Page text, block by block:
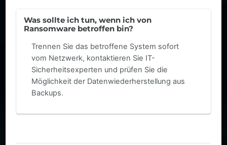
Was sollte ich tun, wenn ich von
Ransomware betroffen bin?
Trennen Sie das betroffene System sofort
vom Netzwerk, kontaktieren Sie IT-
Sicherheitsexperten und prüfen Sie die
Möglichkeit der Datenwiederherstellung aus
Backups.